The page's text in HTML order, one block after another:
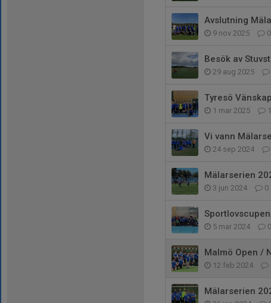
Avslutning
9 nov 2025 0
Besök av
29 aug 2025
Tyresö
1 mar 2025 1
Vi vann
24 sep 2024
Mälarserien
3 jun 2024 0
5 mar 2024 0
Malmö Open /
12 feb 2024
Mälarserien